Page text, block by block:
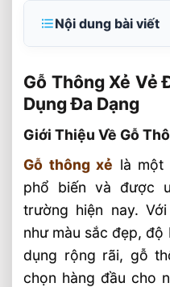
Nội dung bài viết
Dụng Đa Dạng
Giới Thiệu Về
Đặc Tính Của
Nguồn Gốc
Cấu Trúc và
Tính Chất Vật Lý
Ưu Điểm Của
Ứng Dụng
Gỗ Thông Xẻ Vẻ
Dụng Đa Dạng
Giới Thiệu Về Gỗ
Gỗ thông xẻ là một
phổ biến và được
trường hiện nay.
như màu sắc đẹp,
dụng rộng rãi, gỗ
chọn hàng đầu cho